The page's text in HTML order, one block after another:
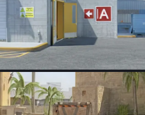
экрана
сторон
обновления